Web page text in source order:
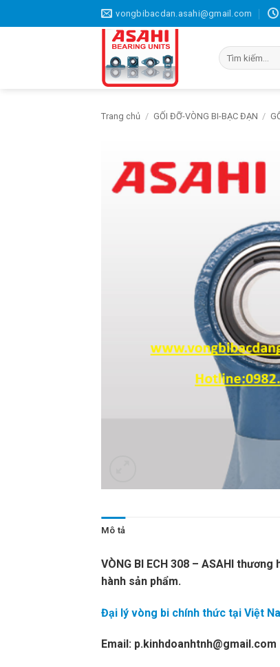
qua
vongbibacdan.asahi@gmail.com
Tìm
kiếm:
Trang chủ / GỐI ĐỠ-VÒNG BI-BẠC ĐẠN /
Mô tả
VÒNG BI ECH 308 – ASAHI
hành sản phẩm.
Đại lý vòng bi chính thức tại Việt
Email: p.kinhdoanhtnh@gmail.com